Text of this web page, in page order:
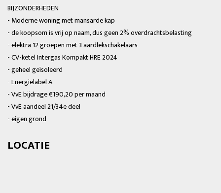
BIJZONDERHEDEN
- Moderne woning met mansarde kap
- de koopsom is vrij op naam, dus geen 2% overdrachtsbelasting
- elektra 12 groepen met 3 aardlekschakelaars
- CV-ketel Intergas Kompakt HRE 2024
- geheel geïsoleerd
- Energielabel A
- VvE bijdrage €190,20 per maand
- VvE aandeel 21/34e deel
- eigen grond
LOCATIE